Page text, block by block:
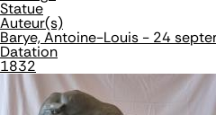
Statue
Auteur(s)
Barye, Antoine-Louis - 24
Datation
1832